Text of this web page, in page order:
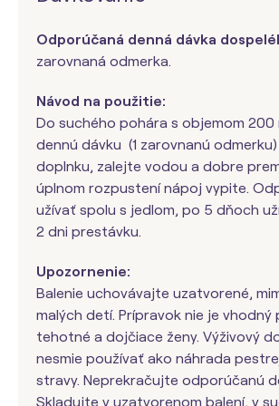
Odporúčaná denná dávka
zarovnaná odmerka.
Návod na použitie:
Do suchého pohára s objemom 200
dennú dávku (1 zarovnanú
doplnku, zalejte vodou a dobre
úplnom rozpustení nápoj vypite.
užívať spolu s jedlom, po 5 dňoch
2 dni prestávku.
Upozornenie:
Balenie uchovávajte uzatvorené,
malých detí. Prípravok nie je vhodný
tehotné a dojčiace ženy. Výživový
nesmie používať ako náhrada
stravy. Neprekračujte odporúčanú
Skladujte v uzatvorenom balení, v